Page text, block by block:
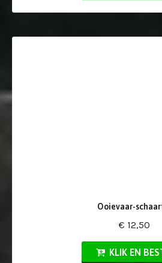
Ooievaar-
€ 12,50
KLIK EN